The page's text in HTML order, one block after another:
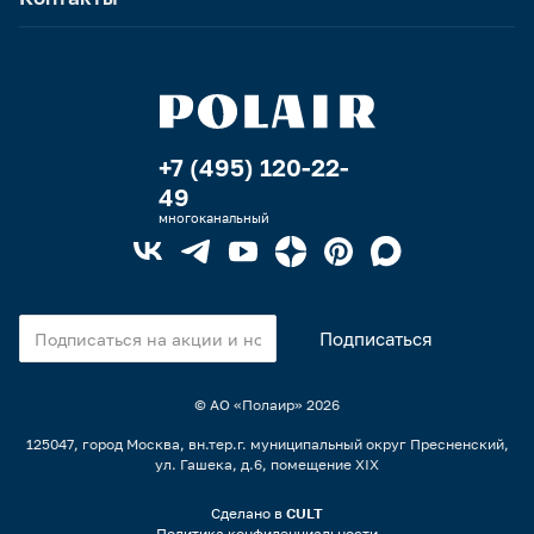
+7 (495) 120-22-
49
многоканальный
© АО «Полаир» 2026
125047, город Москва, вн.тер.г. муниципальный округ Пресненский,
ул. Гашека, д.6, помещение XIX
Сделано в CULT